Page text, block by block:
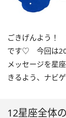
ごきげんよう！
です♡ 今回は
メッセージを星
きるよう、ナビ
12星座全体